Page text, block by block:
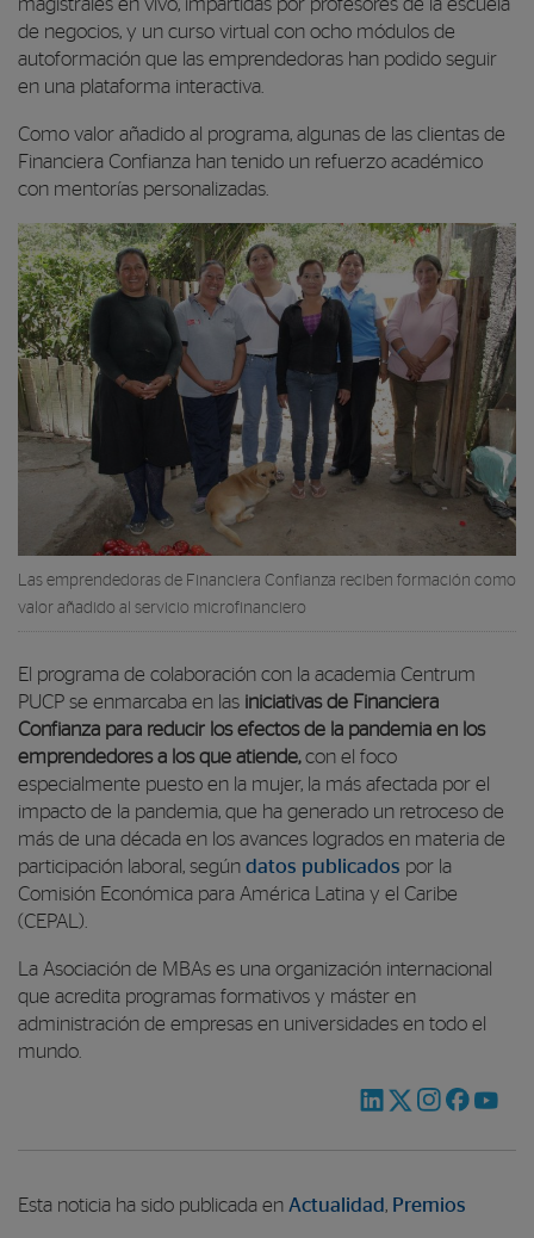
magistrales en vivo, impartidas por profesores de la escuela
de negocios, y un curso virtual con ocho módulos de
autoformación que las emprendedoras han podido seguir
en una plataforma interactiva.
Como valor añadido al programa, algunas de las clientas de
Financiera Confianza han tenido un refuerzo académico
con mentorías personalizadas.
Las emprendedoras de Financiera Confianza reciben formación como
valor añadido al servicio microfinanciero
El programa de colaboración con la academia Centrum
PUCP se enmarcaba en las iniciativas de Financiera
Confianza para reducir los efectos de la pandemia en los
emprendedores a los que atiende,con el foco
especialmente puesto en la mujer, la más afectada por el
impacto de la pandemia, que ha generado un retroceso de
más de una década en los avances logrados en materia de
participación laboral, según datos publicados por la
Comisión Económica para América Latina y el Caribe
(CEPAL).
La Asociación de MBAs es una organización internacional
que acredita programas formativos y máster en
administración de empresas en universidades en todo el
mundo.
Esta noticia ha sido publicada en Actualidad, Premios